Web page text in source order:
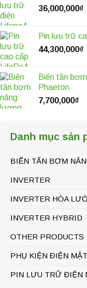
36,000,000₫
Pin lưu trữ
44,300,000₫
Biến tần
Phaeton
7,700,000₫
Danh mục sản
BIẾN TẤN BƠM
INVERTER
INVERTER HÒA
INVERTER HYBRID
OTHER PRODUCTS
PHỤ KIỆN ĐIỆN
PIN LƯU TRỮ ĐIỆN